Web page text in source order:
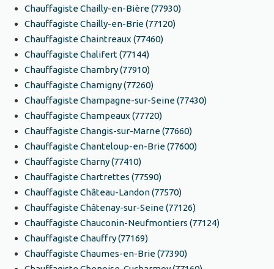
Chauffagiste Chailly-en-Bière (77930)
Chauffagiste Chailly-en-Brie (77120)
Chauffagiste Chaintreaux (77460)
Chauffagiste Chalifert (77144)
Chauffagiste Chambry (77910)
Chauffagiste Chamigny (77260)
Chauffagiste Champagne-sur-Seine (77430)
Chauffagiste Champeaux (77720)
Chauffagiste Changis-sur-Marne (77660)
Chauffagiste Chanteloup-en-Brie (77600)
Chauffagiste Charny (77410)
Chauffagiste Chartrettes (77590)
Chauffagiste Château-Landon (77570)
Chauffagiste Châtenay-sur-Seine (77126)
Chauffagiste Chauconin-Neufmontiers (77124)
Chauffagiste Chauffry (77169)
Chauffagiste Chaumes-en-Brie (77390)